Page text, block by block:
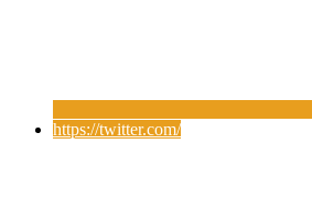
https://twitter.com/